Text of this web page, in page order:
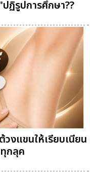
ฏิรูปการศึกษา??
งแขนให้เรียบเนียน
กลุค